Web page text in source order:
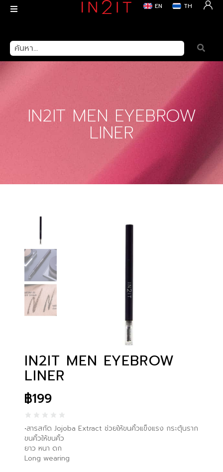
EN TH
สินค้า>Eyes> IN2IT MEN EYEBROW LINER
IN2IT MEN EYEBROW
LINER
IN2IT MEN EYEBROW
LINER
฿199
•สารสกัด Jojoba Extract ช่วยให้ขนคิ้วแข็งแรง กระตุ้นราก
ขนคิ้วให้ขนคิ้ว
ยาว หนา ดก
Long wearing